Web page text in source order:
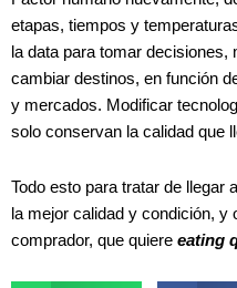
etapas, tiempos y
la data para tomar
cambiar destinos, en función
y mercados. Modificar
solo conservan la calidad que
Todo esto para tratar de llegar
la mejor calidad y condición, y
comprador, que quiere eating